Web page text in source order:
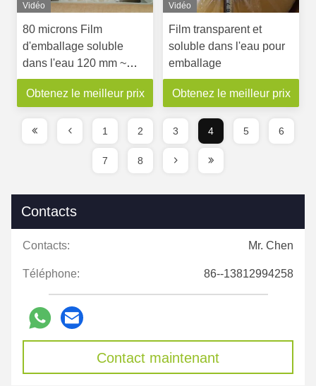
Vidéo
80 microns Film
d'emballage soluble
dans l'eau 120 mm ~
600 mm Largeur
Obtenez le meilleur prix
Vidéo
Film transparent et
soluble dans l'eau pour
emballage
Obtenez le meilleur prix
1 2 3 4 5 6
7 8
Contacts
Contacts: Mr. Chen
Téléphone: 86--13812994258
Contact maintenant